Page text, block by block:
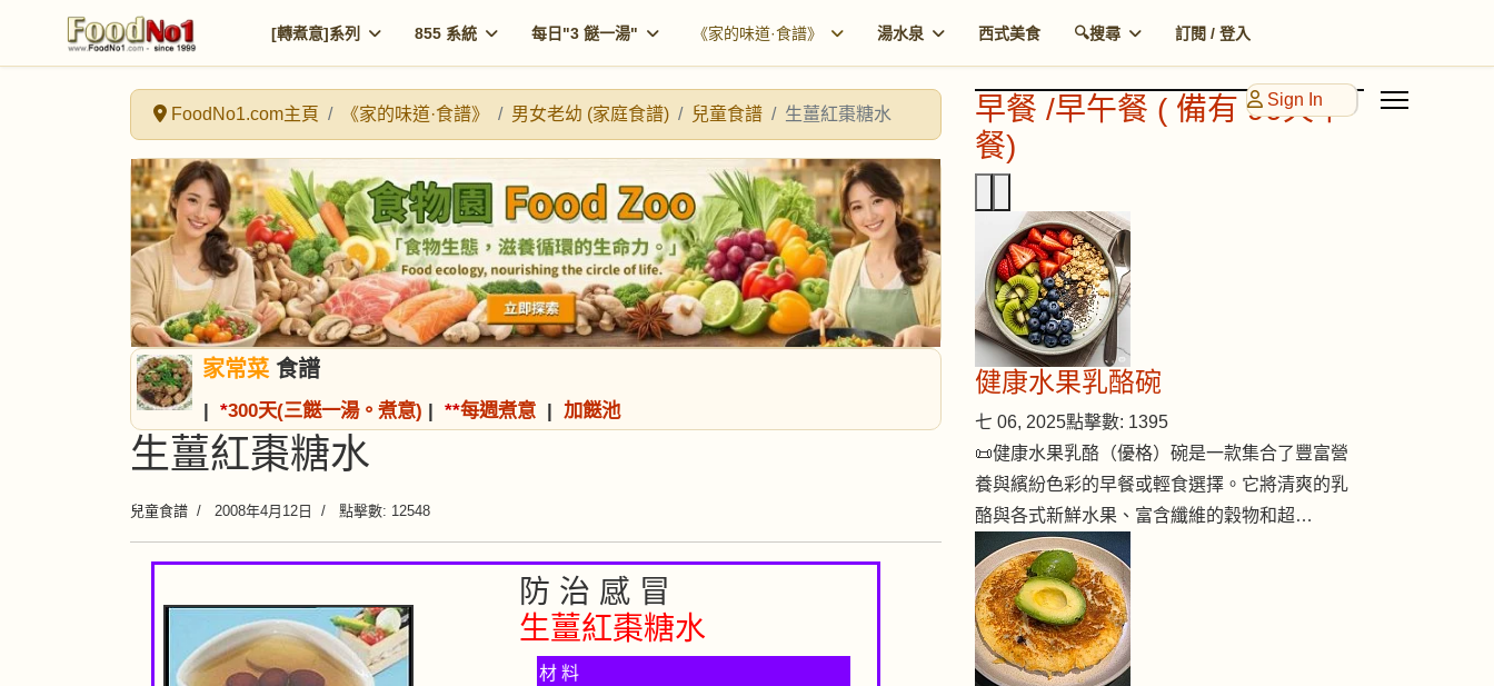
[轉煮意]系列 855 系統 每日"3 餸一湯" 《家的味道·食譜》 湯水泉 西式美食 🔍搜尋 訂閱 / 登入
Sign In
FoodNo1.com主頁 《家的味道·食譜》 男女老幼 (家庭食譜) 兒童食譜 生薑紅棗糖水
家常菜 食譜
| *300天(三餸一湯。煮意) | **每週煮意 | 加餸池
生薑紅棗糖水
兒童食譜 2008年4月12日 點擊數: 12548
防 治 感 冒
生薑紅棗糖水
材 料
早餐 /早午餐 ( 備有 90天早
餐)
健康水果乳酪碗
七 06, 2025點擊數: 1395
📜健康水果乳酪（優格）碗是一款集合了豐富營
養與繽紛色彩的早餐或輕食選擇。它將清爽的乳
酪與各式新鮮水果、富含纖維的穀物和超…